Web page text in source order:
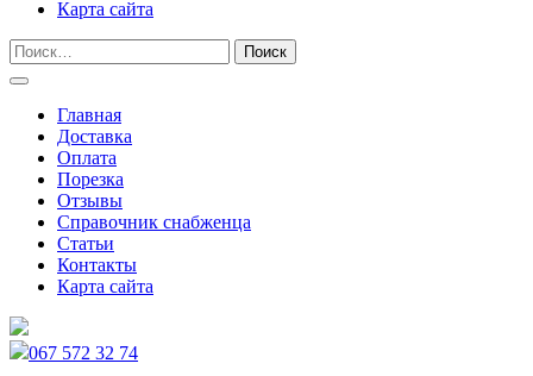
Карта сайта
Главная
Доставка
Оплата
Порезка
Отзывы
Справочник снабженца
Статьи
Контакты
Карта сайта
067 572 32 74